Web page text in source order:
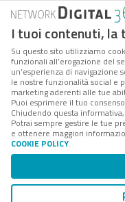
Forumpa.itè una
presso Registro
Reg. n. 182 del 2
FPA s.r.l. è
Coordinamento da
è un'azienda
Codice Fiscale/
n.
I tuoi contenuti, la
Su questo sito utilizziamo
funzionali all’erogazione del
un’esperienza di
le nostre funzionalità social e
marketing aderenti alle tue
Puoi esprimere il tuo consenso
Chiudendo questa
Potrai sempre gestire le tue
e ottenere maggiori
COOKIE POLICY.